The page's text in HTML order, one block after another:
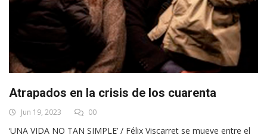
Atrapados en la crisis de los cuarenta
Jun 19, 2023 00
‘UNA VIDA NO TAN SIMPLE’ / Félix Viscarret se mueve entre el